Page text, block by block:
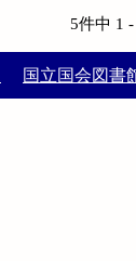
5件中 1
国立国会図書